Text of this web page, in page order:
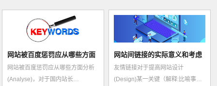
网站被百度惩罚应从哪些方面
分析？
网站被百度惩罚应从哪些方面分析
(Analyse)，对于国内站长
网站间链接的实际意义和考虑
因素
友情链接对于提高网站设计
(Design)某一关键（解释:比喻事物